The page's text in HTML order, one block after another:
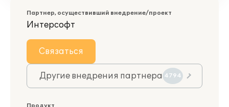
Партнер, осуществивший внедрение/проект
Интерсофт
Связаться
Другие внедрения партнера 4794